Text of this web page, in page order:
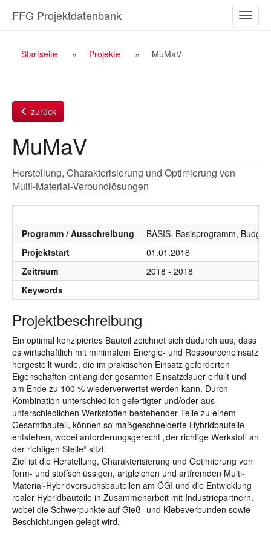
Inhalt
ein-/
FFG Projektdatenbank
Breadcrumb
Startseite Projekte MuMaV
zurück
MuMaV
Herstellung, Charakterisierung und Optimierung von
Multi-Material-Verbundlösungen
Programm / Ausschreibung
BASIS, Basisprogramm,
Projektstart
01.01.2018
Zeitraum
2018 - 2018
Keywords
Projektbeschreibung
Ein optimal konzipiertes Bauteil zeichnet sich dadurch aus, dass
es wirtschaftlich mit minimalem Energie- und Ressourceneinsatz
hergestellt wurde, die im praktischen Einsatz geforderten
Eigenschaften entlang der gesamten Einsatzdauer erfüllt und
am Ende zu 100 % wiederverwertet werden kann. Durch
Kombination unterschiedlich gefertigter und/oder aus
unterschiedlichen Werkstoffen bestehender Teile zu einem
Gesamtbauteil, können so maßgeschneiderte Hybridbauteile
entstehen, wobei anforderungsgerecht „der richtige Werkstoff an
der richtigen Stelle“ sitzt.
Ziel ist die Herstellung, Charakterisierung und Optimierung von
form- und stoffschlüssigen, artgleichen und artfremden Multi-
Material-Hybridversuchsbauteilen am ÖGI und die Entwicklung
realer Hybridbauteile in Zusammenarbeit mit Industriepartnern,
wobei die Schwerpunkte auf Gieß- und Klebeverbunden sowie
Beschichtungen gelegt wird.